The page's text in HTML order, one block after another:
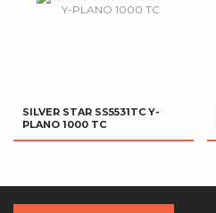
SILVER STAR SS5531TC Y-
PLANO 1000 TC